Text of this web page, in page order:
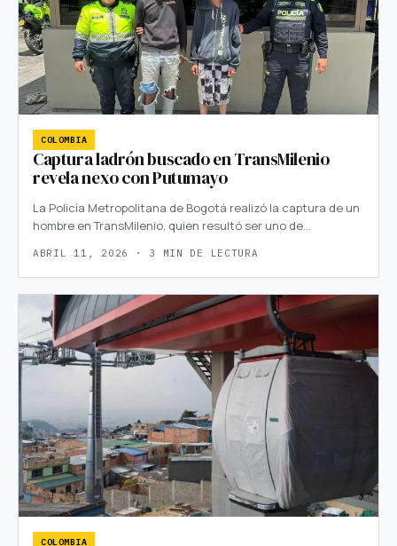
COLOMBIA
Captura ladrón buscado en TransMilenio
revela nexo con Putumayo
La Policía Metropolitana de Bogotá realizó la captura de un
hombre en TransMilenio, quien resultó ser uno de…
ABRIL 11, 2026 · 3 MIN DE LECTURA
COLOMBIA